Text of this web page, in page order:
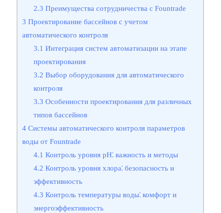
2.3 Преимущества сотрудничества с Fountrade
3 Проектирование бассейнов с учетом
автоматического контроля
3.1 Интеграция систем автоматизации на этапе
проектирования
3.2 Выбор оборудования для автоматического
контроля
3.3 Особенности проектирования для различных
типов бассейнов
4 Системы автоматического контроля параметров
воды от Fountrade
4.1 Контроль уровня pH⁚ важность и методы
4.2 Контроль уровня хлора⁚ безопасность и
эффективность
4.3 Контроль температуры воды⁚ комфорт и
энергоэффективность